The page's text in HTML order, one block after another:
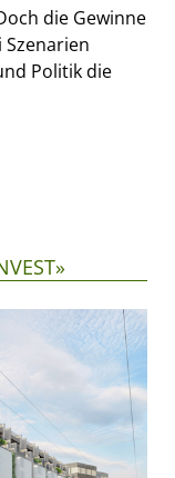
die Gewinne
Politik die